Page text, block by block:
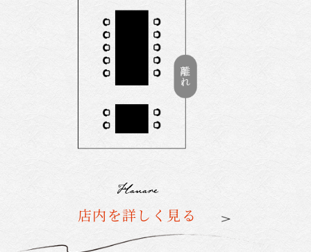
Hanare
個室利用をお考えの方へ
Hanare
店内を詳しく見る